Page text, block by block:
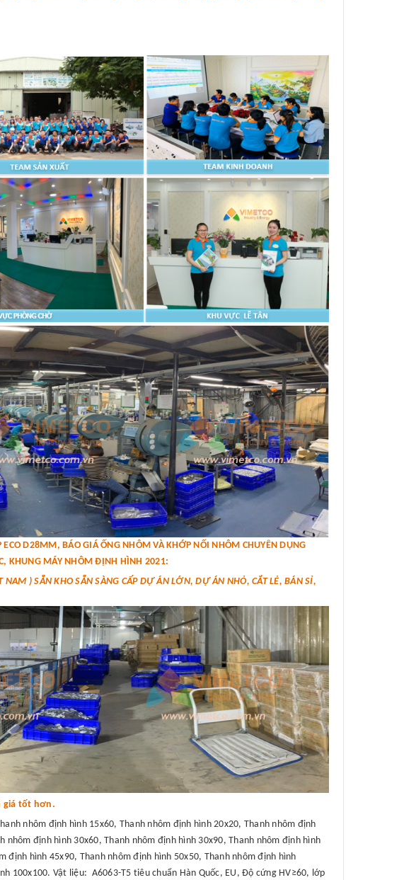
D28MM, BÁO GIÁ ỐNG NHÔM VÀ KHỚP NỐI NHÔM CHUYÊN DỤNG
KHUNG MÁY NHÔM ĐỊNH HÌNH 2021:
) SẴN KHO SẴN SÀNG CẤP DỰ ÁN LỚN, DỰ ÁN NHỎ, CẮT LẺ, BÁN SỈ,
giá tốt hơn.
nhôm định hình 15x60, Thanh nhôm định hình 20x20, Thanh nhôm định
định hình 30x60, Thanh nhôm định hình 30x90, Thanh nhôm định hình
định hình 45x90, Thanh nhôm định hình 50x50, Thanh nhôm định hình
100x100. Vật liệu: A6063-T5 tiêu chuẩn Hàn Quốc, EU, Độ cứng HV≥60, lớp